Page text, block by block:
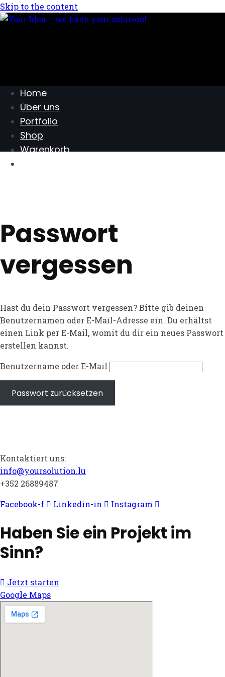
Skip to the content
Home
Über uns
Portfolio
Shop
Warenkorb
Passwort
vergessen
Hast du dein Passwort vergessen? Bitte gib deinen
Benutzernamen oder E-Mail-Adresse ein. Du erhältst
einen Link per E-Mail, womit du dir ein neues Passwort
erstellen kannst.
Benutzername oder E-Mail
Passwort zurücksetzen
Kontaktiert uns:
info@yoursolution.lu
+352 26889487
Facebook-f
Linkedin-in Instagram
Haben Sie ein Projekt im
Sinn?
Jetzt starten
Google Maps